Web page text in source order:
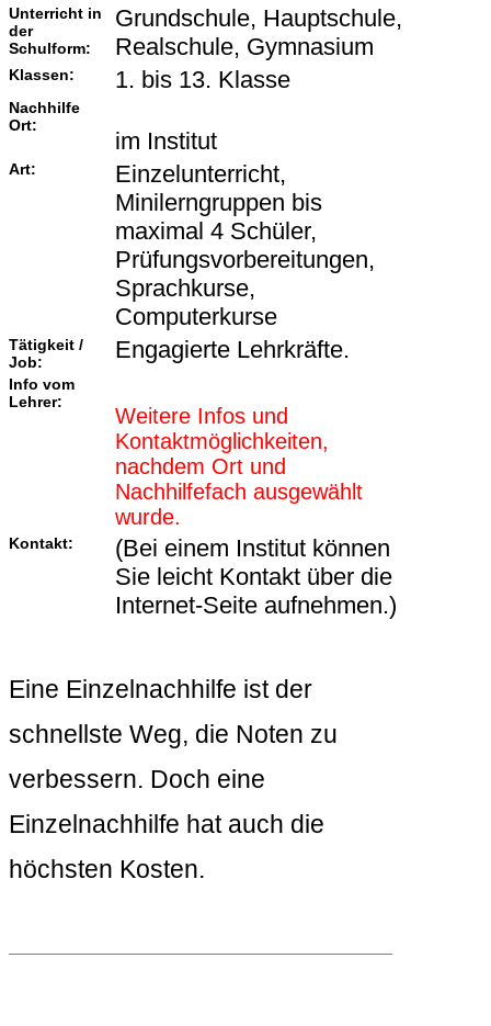
Unterricht in
der
Schulform:
Grundschule, Hauptschule,
Realschule, Gymnasium
Klassen: 1. bis 13. Klasse
Nachhilfe
Ort:
im Institut
Art:
Einzelunterricht,
Minilerngruppen bis
maximal 4 Schüler,
Prüfungsvorbereitungen,
Sprachkurse,
Computerkurse
Tätigkeit /
Job:
Engagierte Lehrkräfte.
Info vom
Lehrer:
Weitere Infos und
Kontaktmöglichkeiten,
nachdem Ort und
Nachhilfefach ausgewählt
wurde.
Kontakt:
(Bei einem Institut können
Sie leicht Kontakt über die
Internet-Seite aufnehmen.)
Eine Einzelnachhilfe ist der
schnellste Weg, die Noten zu
verbessern. Doch eine
Einzelnachhilfe hat auch die
höchsten Kosten.